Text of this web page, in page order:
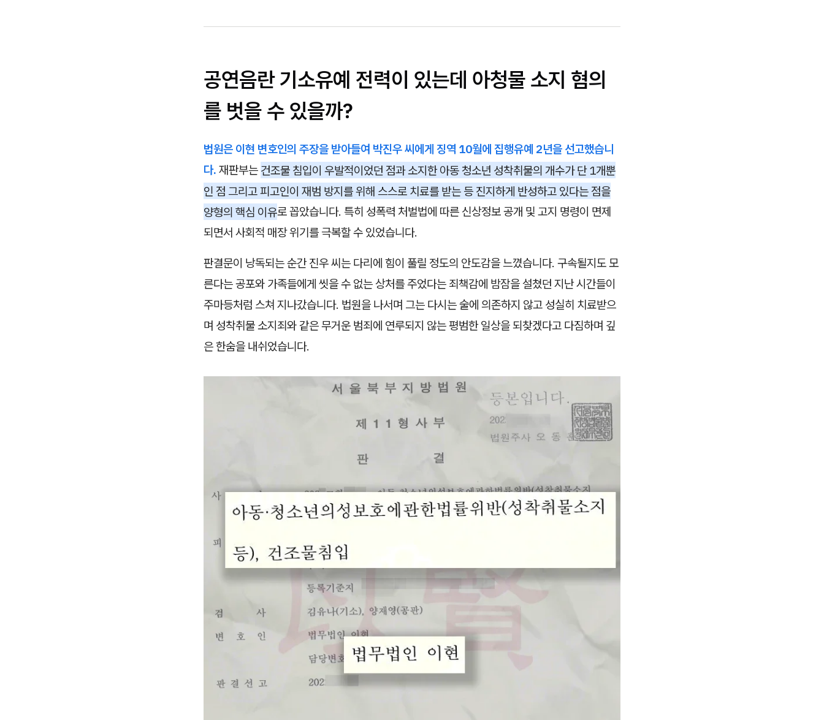
공연음란 기소유예 전력이 있는데 아청물 소지 혐의
를 벗을 수 있을까?
법원은 이현 변호인의 주장을 받아들여 박진우 씨에게 징역 10월에 집행유예 2년을 선고했습니
다. 재판부는 건조물 침입이 우발적이었던 점과 소지한 아동 청소년 성착취물의 개수가 단 1개뿐
인 점 그리고 피고인이 재범 방지를 위해 스스로 치료를 받는 등 진지하게 반성하고 있다는 점을
양형의 핵심 이유로 꼽았습니다. 특히 성폭력 처벌법에 따른 신상정보 공개 및 고지 명령이 면제
되면서 사회적 매장 위기를 극복할 수 있었습니다.
판결문이 낭독되는 순간 진우 씨는 다리에 힘이 풀릴 정도의 안도감을 느꼈습니다. 구속될지도 모
른다는 공포와 가족들에게 씻을 수 없는 상처를 주었다는 죄책감에 밤잠을 설쳤던 지난 시간들이
주마등처럼 스쳐 지나갔습니다. 법원을 나서며 그는 다시는 술에 의존하지 않고 성실히 치료받으
며 성착취물 소지죄와 같은 무거운 범죄에 연루되지 않는 평범한 일상을 되찾겠다고 다짐하며 깊
은 한숨을 내쉬었습니다.